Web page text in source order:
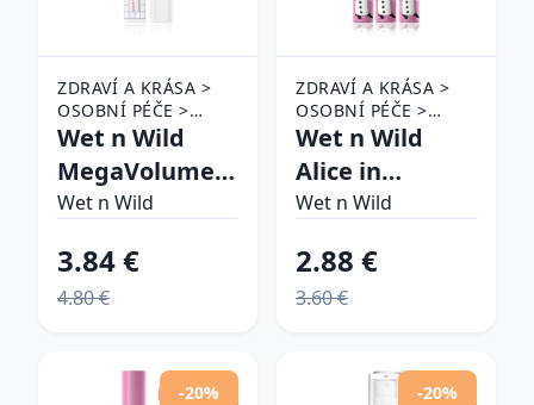
ZDRAVÍ A KRÁSA >
OSOBNÍ PÉČE >
KOSMETIKA > MAKE-
> ŘASENKY
Wet n Wild
MegaVolume
So Defined
objem a
definíciu rias
Wet n Wild
3.84 €
4.80 €
ZDRAVÍ A KRÁSA >
OSOBNÍ PÉČE >
KOSMETIKA > MAKE-
> TUŽKY NA OBOČÍ
Wet n Wild
Alice in
Wonderland
viacúčelový
produkt na
Brown 3.5 ml
Wet n Wild
2.88 €
3.60 €
-20% -20%